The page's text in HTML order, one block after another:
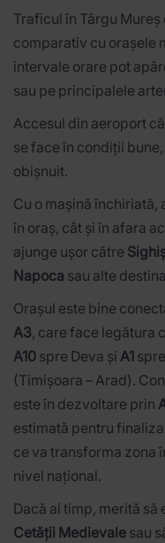
Traficul în Târgu
comparativ cu orașele
intervale orare pot
sau pe principalele
Accesul din aeroport
se face în condiții
obișnuit.
Cu o mașină
în oraș, cât și în afara
ajunge ușor către
Napoca sau alte
Orașul este bine
A3, care face legătura
A10 spre Deva și A1
(Timișoara – Arad).
este în dezvoltare prin
estimată pentru
ce va transforma zona
nivel național.
Dacă ai timp, merită
Cetății Medievale sau